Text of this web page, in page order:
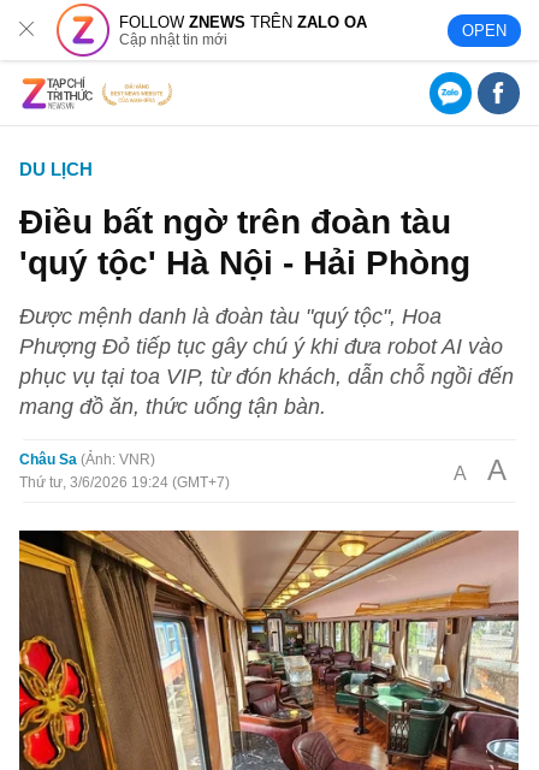
FOLLOWZNEWS TRÊNZALO OA
Cập nhật tin mới OPEN
DU LỊCH
Điều bất ngờ trên đoàn tàu
'quý tộc' Hà Nội - Hải Phòng
Được mệnh danh là đoàn tàu "quý tộc", Hoa
Phượng Đỏ tiếp tục gây chú ý khi đưa robot AI vào
phục vụ tại toa VIP, từ đón khách, dẫn chỗ ngồi đến
mang đồ ăn, thức uống tận bàn.
Châu Sa Ảnh: VNR
Thứ tư, 3/6/2026 19:24 (GMT+7)
A A